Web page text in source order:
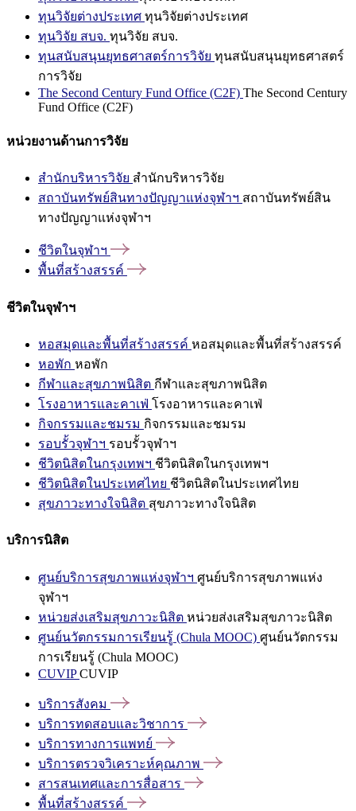
ทุนวิจัยต่างประเทศ ทุนวิจัยต่างประเทศ
ทุนวิจัย สบจ. ทุนวิจัย สบจ.
ทุนสนับสนุนยุทธศาสตร์การวิจัย ทุนสนับสนุนยุทธศาสตร์
การวิจัย
The Second Century Fund Office (C2F) The Second Century
Fund Office (C2F)
หน่วยงานด้านการวิจัย
สำนักบริหารวิจัย สำนักบริหารวิจัย
สถาบันทรัพย์สินทางปัญญาแห่งจุฬาฯ สถาบันทรัพย์สิน
ทางปัญญาแห่งจุฬาฯ
ชีวิตในจุฬาฯ
พื้นที่สร้างสรรค์
ชีวิตในจุฬาฯ
หอสมุดและพื้นที่สร้างสรรค์ หอสมุดและพื้นที่สร้างสรรค์
หอพัก หอพัก
กีฬาและสุขภาพนิสิต กีฬาและสุขภาพนิสิต
โรงอาหารและคาเฟ่ โรงอาหารและคาเฟ่
กิจกรรมและชมรม กิจกรรมและชมรม
รอบรั้วจุฬาฯ รอบรั้วจุฬาฯ
ชีวิตนิสิตในกรุงเทพฯ ชีวิตนิสิตในกรุงเทพฯ
ชีวิตนิสิตในประเทศไทย ชีวิตนิสิตในประเทศไทย
สุขภาวะทางใจนิสิต สุขภาวะทางใจนิสิต
บริการนิสิต
ศูนย์บริการสุขภาพแห่งจุฬาฯ ศูนย์บริการสุขภาพแห่ง
จุฬาฯ
หน่วยส่งเสริมสุขภาวะนิสิต หน่วยส่งเสริมสุขภาวะนิสิต
ศูนย์นวัตกรรมการเรียนรู้ (Chula MOOC) ศูนย์นวัตกรรม
การเรียนรู้ (Chula MOOC)
CUVIPCUVIP
บริการสังคม
บริการทดสอบและวิชาการ
บริการทางการแพทย์
บริการตรวจวิเคราะห์คุณภาพ
สารสนเทศและการสื่อสาร
พื้นที่สร้างสรรค์